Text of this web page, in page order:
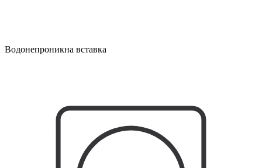
Водонепроникна вставка